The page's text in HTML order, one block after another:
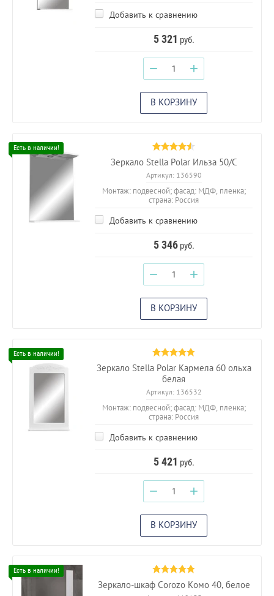
Добавить к сравнению
5 321 руб.
− +
В КОРЗИНУ
Зеркало Stella Polar Ильза 50/С
Артикул:136590
Монтаж: подвесной; фасад: МДФ, пленка;
страна: Россия
Добавить к сравнению
5 346руб.
− +
В КОРЗИНУ
Зеркало Stella Polar Кармела 60 ольха
белая
Артикул:136532
Монтаж: подвесной; фасад: МДФ, пленка;
страна: Россия
Добавить к сравнению
5 421 руб.
− +
В КОРЗИНУ
Зеркало-шкаф Corozo Комо 40, белое